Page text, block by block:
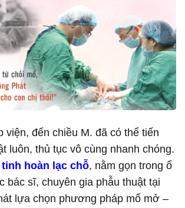
viện, đến chiều M. đã có thể tiến
luôn, thủ tục vô cùng nhanh chóng.
tinh hoàn lạc chỗ, nằm gọn trong ổ
bác sĩ, chuyên gia phẫu thuật tại
lựa chọn phương pháp mổ mở –